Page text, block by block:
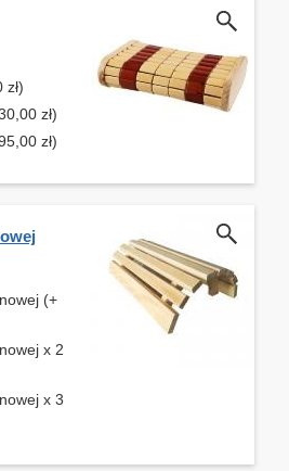
zł)
zł)
(+
x 2
x 3